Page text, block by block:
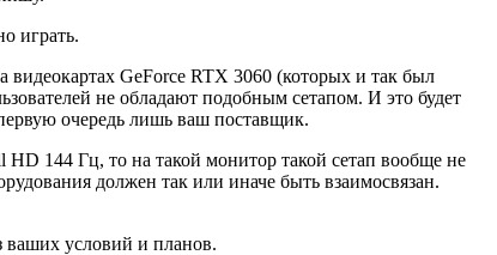
играть.
видеокартах GeForce RTX 3060 (которых и так был
не обладают подобным сетапом. И это будет
очередь лишь ваш поставщик.
144 Гц, то на такой монитор такой сетап вообще не
должен так или иначе быть взаимосвязан.
ваших условий и планов.